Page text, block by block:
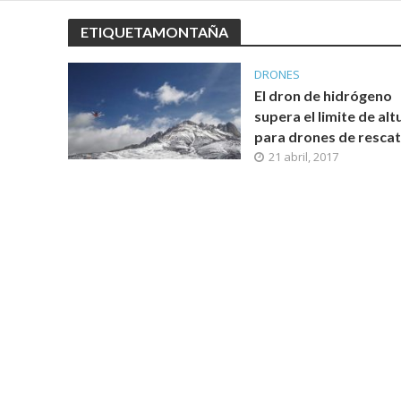
ETIQUETAMONTAÑA
DRONES
El dron de hidrógeno
supera el limite de
para drones de
21 abril, 2017